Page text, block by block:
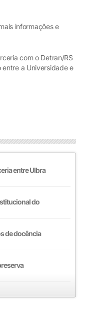
informações e
com o Detran/RS
a Universidade e
entre Ulbra
do
de docência